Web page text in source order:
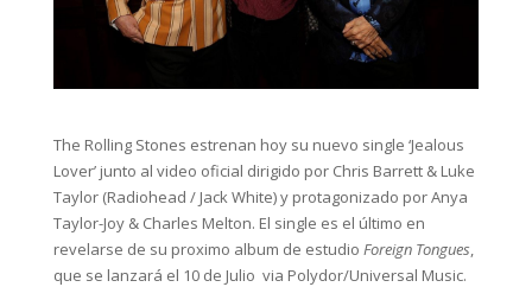
The Rolling Stones estrenan hoy su nuevo single ‘Jealous
Lover’ junto al video oficial dirigido por Chris Barrett & Luke
Taylor (Radiohead / Jack White) y protagonizado por Anya
Taylor-Joy & Charles Melton. El single es el último en
revelarse de su proximo album de estudio Foreign Tongues,
que se lanzará el 10 de Julio via Polydor/Universal Music.